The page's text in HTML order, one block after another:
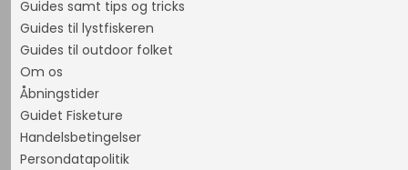
Guides samt tips og tricks
Guides til lystfiskeren
Guides til outdoor folket
Om os
Åbningstider
Guidet Fisketure
Handelsbetingelser
Persondatapolitik